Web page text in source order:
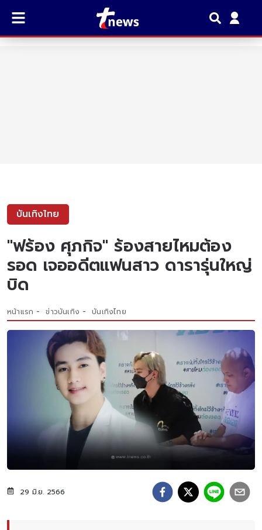
บันเทิงไทย
"ฟร้อง ศุภกิจ" ร้องสายไหมต้อง
รอด เจออดีตแฟนสาว ดารารุ่นใหญ่
บิด
หน้าแรก ข่าวบันเทิง บันเทิงไทย
29 มิ.ย. 2566